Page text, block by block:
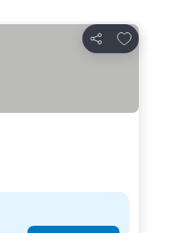
シェア
お気に入り